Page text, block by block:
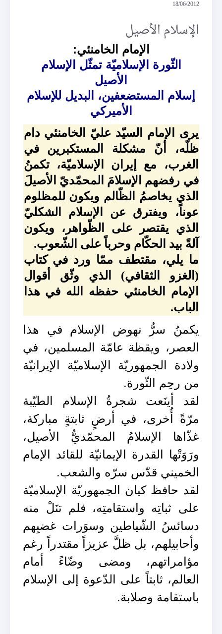
18/06/2012
الإسلام الأصيل
الإمام الخامنئي:
الثّورة الإسلاميّة تمثّل الإسلام
الأصيل
إسلام المستضعفين، البديل للإسلام
الأميركي
يرى الإمام السيّد عليّ الخامنئي دام
ظلّه، أنّ مشكلة المستكبرين في
الغرب، مع إيران الإسلاميّة، تكمنُ
في رفضهم الإسلامَ المحمّديّ الأصيلَ
الذي يخاصمُ الظّالم ويكون للمظلوم
عوناً، ويفترق عن الإسلام الشكليّ
الذي يقتصر على الظّواهر، ويكون
آلةً بيد الحكّام وحرباً على الشّعوب.
ما يلي، مقتطف ممّا ورد في كتاب
(الغزو الثقافي) الذي وثّق أقوال
الإمام الخامنئي حفظه الله في هذا
الباب.
يكمنُ سرُّ نهوض الإسلام في هذا
العصر، ويقظة عامّة المسلمين، في
ولادة الجمهوريّة الإسلاميّة الإيرانيّة
من رحِم الثّورة.
لقد أينَعت شجرةُ الإسلام الطيّبة
مرّةً أُخرى، في أرضٍ ثابتةٍ مباركة،
غذّاها الإسلامُ المحمّديُّ الأصيل،
ورَوَتْها القدرة الإيمانيّة للقائد الإمام
الخميني قدّس سرّه والشعب.
لقد حافظ كيان الجمهوريّة الإسلاميّة
على ثباتِه واستقامتِه، فلم تنَلْ منه
دسائسُ الشّياطين وسوَرات غضبِهم
وأحابيلهم، بل ظلَّ عزيزاً مقتدراً رغم
مؤامراتهم، ومضى وضّاءً أمام
العالم، ثابتاً على الدّعوة إلى الإسلام
باستقامة وصلابة.